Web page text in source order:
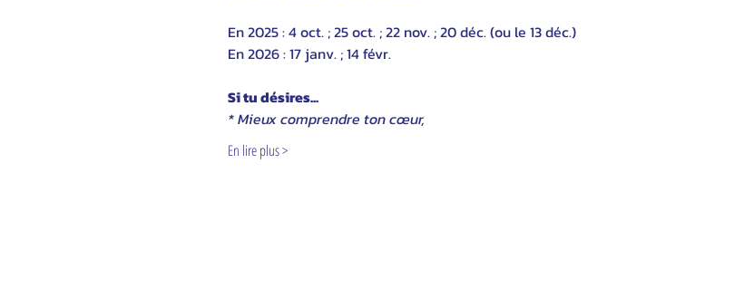
En 2025 : 4 oct. ; 25 oct. ; 22 nov. ; 20 déc. (ou le 13 déc.)
En 2026 : 17 janv. ; 14 févr.
Si tu désires...
* Mieux comprendre ton cœur,
En lire plus >